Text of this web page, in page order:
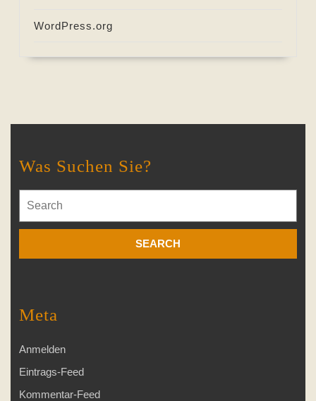
WordPress.org
Was Suchen Sie?
for:
Meta
Anmelden
Eintrags-Feed
Kommentar-Feed